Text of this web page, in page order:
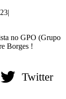
no GPO (Grupo
Borges !
Twitter